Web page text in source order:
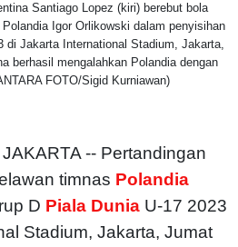
Santiago Lopez (kiri) berebut bola
Igor Orlikowski dalam penyisihan
di Jakarta International Stadium, Jakarta,
berhasil mengalahkan Polandia dengan
FOTO/Sigid Kurniawan)
-- Pertandingan
timnas Polandia
D Piala Dunia U-17 2023
Stadium, Jakarta, Jumat